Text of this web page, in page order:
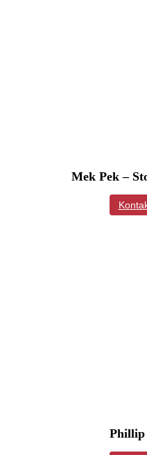
Mek Pek –
Phillip